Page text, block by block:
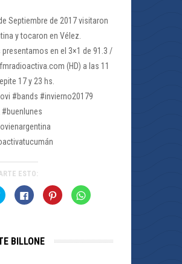
Septiembre de 2017 visitaron
y tocaron en Vélez.
presentamos en el 3×1 de 91.3 /
(HD) a las 11
17 y 23 hs.
#bands #invierno20179
ESTO:
Haz
clic
(Se
abre
Haz
clic
(Se
abre
Haz
clic
abre
Haz
clic
abre
BILLONE